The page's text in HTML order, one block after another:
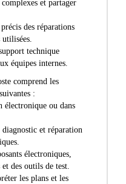
et partager
des réparations
utilisées.
technique
équipes internes.
comprend les
:
électronique ou dans
et réparation
électroniques,
des outils de test.
les plans et les